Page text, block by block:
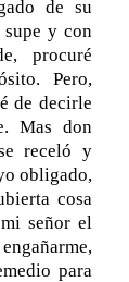
de su
supe y con
procuré
Pero,
de decirle
Mas don
receló y
obligado,
cosa
señor el
para